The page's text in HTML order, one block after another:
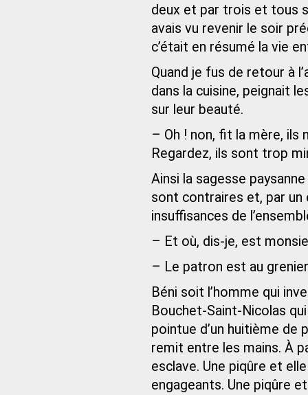
deux et par trois et tous
avais vu revenir le soir
c’était en résumé la vie
Quand je fus de retour à
dans la cuisine, peignait
sur leur beauté.
– Oh ! non, fit la mère, ils
Regardez, ils sont trop
Ainsi la sagesse
sont contraires et, par
insuffisances de
– Et où, dis-je, est
– Le patron est au
Béni soit l’homme qui
Bouchet-Saint-Nicolas
pointue d’un huitième de
remit entre les mains. À
esclave. Une piqûre et
engageants. Une piqûre